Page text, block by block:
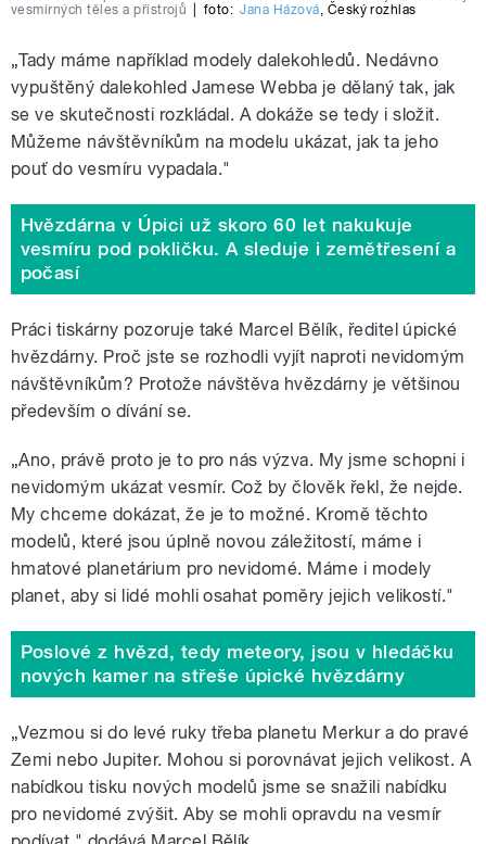
vesmírných těles a přístrojů
foto: Jana Házová, Český rozhlas
„Tady máme například modely dalekohledů. Nedávno
vypuštěný dalekohled Jamese Webba je dělaný tak, jak
se ve skutečnosti rozkládal. A dokáže se tedy i složit.
Můžeme návštěvníkům na modelu ukázat, jak ta jeho
pouť do vesmíru vypadala."
Hvězdárna v Úpici už skoro 60 let nakukuje
vesmíru pod pokličku. A sleduje i zemětřesení a
počasí
Práci tiskárny pozoruje také Marcel Bělík, ředitel úpické
hvězdárny. Proč jste se rozhodli vyjít naproti nevidomým
návštěvníkům? Protože návštěva hvězdárny je většinou
především o dívání se.
„Ano, právě proto je to pro nás výzva. My jsme schopni i
nevidomým ukázat vesmír. Což by člověk řekl, že nejde.
My chceme dokázat, že je to možné. Kromě těchto
modelů, které jsou úplně novou záležitostí, máme i
hmatové planetárium pro nevidomé. Máme i modely
planet, aby si lidé mohli osahat poměry jejich velikostí."
Poslové z hvězd, tedy meteory, jsou v hledáčku
nových kamer na střeše úpické hvězdárny
„Vezmou si do levé ruky třeba planetu Merkur a do pravé
Zemi nebo Jupiter. Mohou si porovnávat jejich velikost. A
nabídkou tisku nových modelů jsme se snažili nabídku
pro nevidomé zvýšit. Aby se mohli opravdu na vesmír